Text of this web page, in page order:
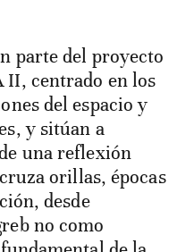
parte del proyecto
II, centrado en los
del espacio y
y sitúan a
una reflexión
orillas, épocas
desde
no como